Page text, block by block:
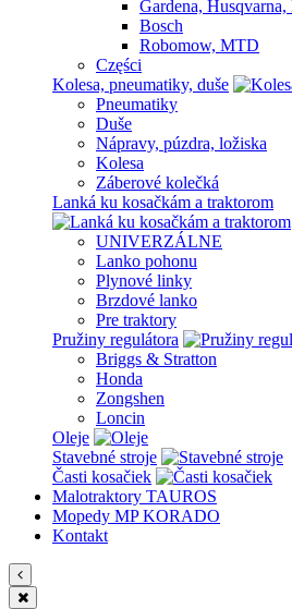
Gardena,
Bosch
Robomow, MTD
Części
Kolesa, pneumatiky, duše
Pneumatiky
Duše
Nápravy, púzdra, ložiska
Kolesa
Záberové kolečká
Lanká ku kosačkám a traktorom
UNIVERZÁLNE
Lanko pohonu
Plynové linky
Brzdové lanko
Pre traktory
Pružiny regulátora
Briggs & Stratton
Honda
Zongshen
Loncin
Oleje
Stavebné stroje
Časti kosačiek
Malotraktory TAUROS
Mopedy MP KORADO
Kontakt